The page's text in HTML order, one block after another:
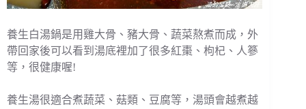
養生白湯鍋是用雞大骨、豬大骨、蔬菜熬煮而成，外
帶回家後可以看到湯底裡加了很多紅棗、枸杞、人篸
等，很健康喔!
養生湯很適合煮蔬菜、菇類、豆腐等，湯頭會越煮越